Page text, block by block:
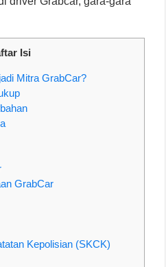
Isi
Mitra GrabCar?
GrabCar
Kepolisian (SKCK)